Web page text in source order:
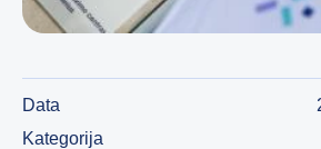
Data
Kategorija